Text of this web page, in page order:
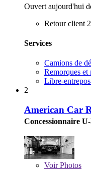
Ouvert aujourd'hui
Retour client
Services
Camions de
Remorques et
Libre-
2
American Car
Concessionnaire
VoirPhotos